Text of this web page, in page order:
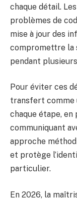
chaque détail.
problèmes de
mise à jour des
compromettre la
pendant
Pour éviter ces
transfert comme
chaque étape,
communiquant
approche
et protège
particulier.
En 2026, la